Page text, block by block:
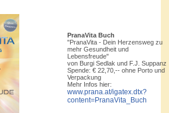
PranaVita Buch
"PranaVita - Dein Herzensweg zu
mehr Gesundheit und
Lebensfreude"
von Burgi Sedlak und F.J. Suppanz
Spende: € 22,70,-- ohne Porto und
Verpackung
Mehr Infos hier:
www.prana.at/igatex.dtx?
content=PranaVita_Buch